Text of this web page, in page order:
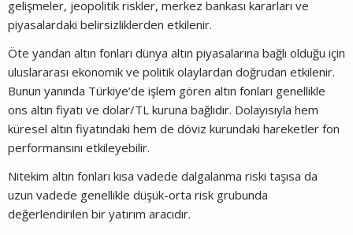
gelişmeler, jeopolitik riskler, merkez bankası kararları ve
piyasalardaki belirsizliklerden etkilenir.
Öte yandan altın fonları dünya altın piyasalarına bağlı olduğu için
uluslararası ekonomik ve politik olaylardan doğrudan etkilenir.
Bunun yanında Türkiye’de işlem gören altın fonları genellikle
ons altın fiyatı ve dolar/TL kuruna bağlıdır. Dolayısıyla hem
küresel altın fiyatındaki hem de döviz kurundaki hareketler fon
performansını etkileyebilir.
Nitekim altın fonları kısa vadede dalgalanma riski taşısa da
uzun vadede genellikle düşük-orta risk grubunda
değerlendirilen bir yatırım aracıdır.